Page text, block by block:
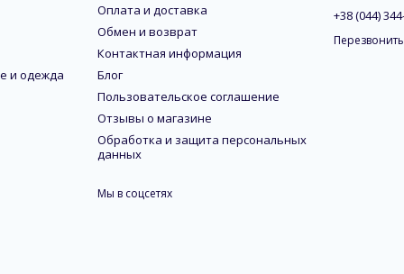
и одежда
Оплата и доставка
Обмен и возврат
Контактная информация
Блог
Пользовательское соглашение
Отзывы о магазине
Обработка и защита персональных
данных
Мы в соцсетях
+38 (044)